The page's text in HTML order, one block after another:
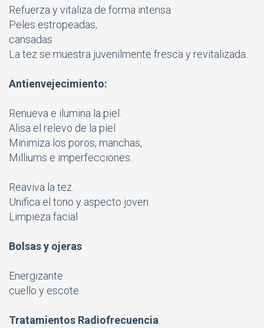
Refuerza y vitaliza de forma intensa
Peles estropeadas,
cansadas
La tez se muestra juvenilmente fresca y revitalizada.
Antienvejecimiento:
Renueva e ilumina la piel.
Alisa el relevo de la piel
Minimiza los poros, manchas,
Milliums e imperfecciones.
Reaviva la tez.
Unifica el tono y aspecto joven.
Limpieza facial
Bolsas y ojeras
Energizante
cuello y escote
Tratamientos Radiofrecuencia